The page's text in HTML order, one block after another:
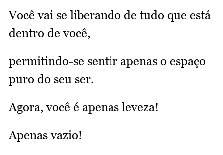
Você vai se liberando de tudo que está
dentro de você,
permitindo-se sentir apenas o espaço
puro do seu ser.
Agora, você é apenas leveza!
Apenas vazio!